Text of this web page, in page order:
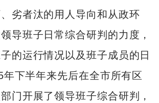
劣者汰的用人导向和从政环
导班子日常综合研判的力度，
的运行情况以及班子成员的日
下半年来先后在全市所有区
门开展了领导班子综合研判，